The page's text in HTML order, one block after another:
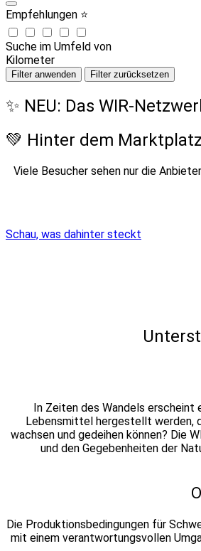
Empfehlungen ⭐
Suche im Umfeld von
Kilometer
Filter anwenden Filter zurücksetzen
✨ NEU: Das WIR-
💚 Hinter dem
Viele Besucher sehen nur die
Schau, was dahinter steckt
In Zeiten des Wandels erscheint
Lebensmittel hergestellt werden,
wachsen und gedeihen können? Die
und den Gegebenheiten der
Die Produktionsbedingungen für
mit einem verantwortungsvollen